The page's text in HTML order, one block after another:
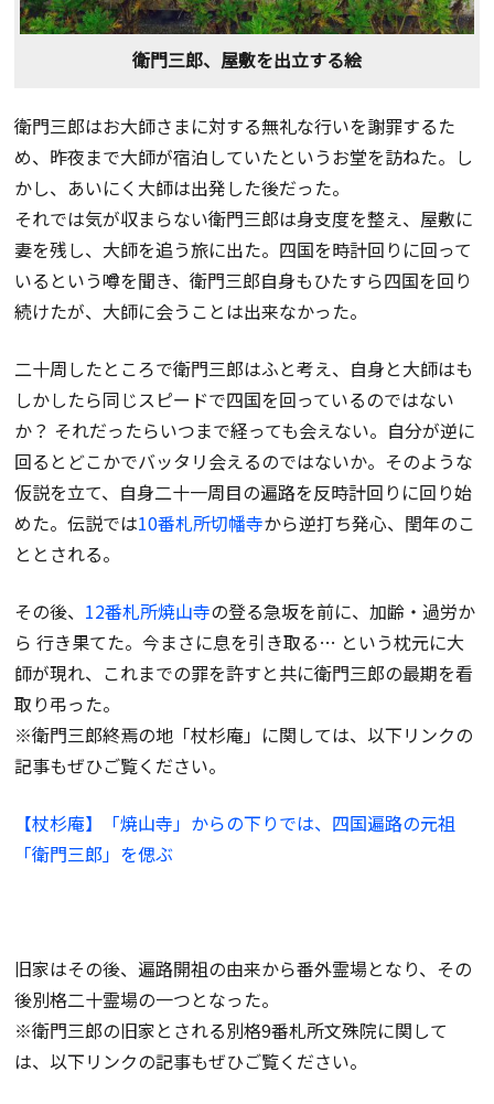
衛門三郎、屋敷を出立する絵
衛門三郎はお大師さまに対する無礼な行いを謝罪するた
め、昨夜まで大師が宿泊していたというお堂を訪ねた。し
かし、あいにく大師は出発した後だった。
それでは気が収まらない衛門三郎は身支度を整え、屋敷に
妻を残し、大師を追う旅に出た。四国を時計回りに回って
いるという噂を聞き、衛門三郎自身もひたすら四国を回り
続けたが、大師に会うことは出来なかった。
二十周したところで衛門三郎はふと考え、自身と大師はも
しかしたら同じスピードで四国を回っているのではない
か？ それだったらいつまで経っても会えない。自分が逆に
回るとどこかでバッタリ会えるのではないか。そのような
仮説を立て、自身二十一周目の遍路を反時計回りに回り始
めた。伝説では10番札所切幡寺から逆打ち発心、閏年のこ
ととされる。
その後、 12番札所焼山寺の登る急坂を前に、加齢・過労か
ら 行き果てた。今まさに息を引き取る… という枕元に大
師が現れ、これまでの罪を許すと共に衛門三郎の最期を看
取り弔った。
※衛門三郎終焉の地「杖杉庵」に関しては、以下リンクの
記事もぜひご覧ください。
【杖杉庵】「焼山寺」からの下りでは、四国遍路の元祖
「衛門三郎」を偲ぶ
旧家はその後、遍路開祖の由来から番外霊場となり、その
後別格二十霊場の一つとなった。
※衛門三郎の旧家とされる別格9番札所文殊院に関して
は、以下リンクの記事もぜひご覧ください。